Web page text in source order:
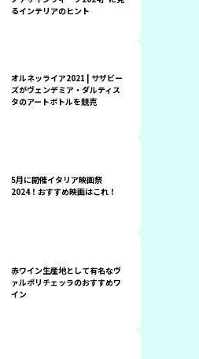
るインテリアのヒント
オルネッライア2021 | サザビー
ズがヴェンデミア・ダルティス
タのアートボトルを競売
5月に開催イタリア映画祭
2024！おすすめ映画はこれ！
赤ワイン生産地として有名なヴ
ァルポリチェッラのおすすめワ
イン